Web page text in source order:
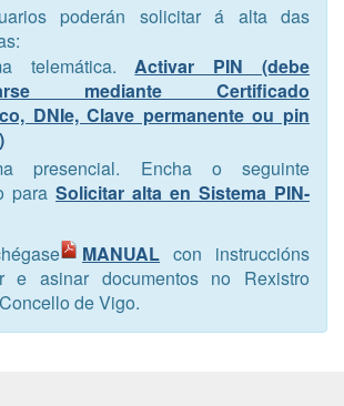
poderán solicitar á alta das
telemática.Activar PIN (debe
mediante Certificado
DNIe, Clave permanente ou pin
presencial. Encha o seguinte
para Solicitar alta en Sistema PIN-
MANUAL con instruccións
e asinar documentos no Rexistro
de Vigo.